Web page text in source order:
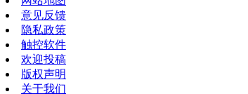
意见反馈
隐私政策
触控软件
欢迎投稿
版权声明
关于我们